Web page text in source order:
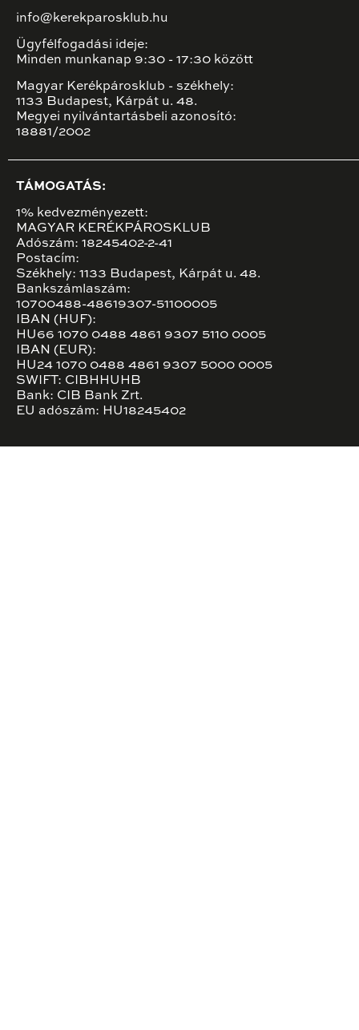
info@kerekparosklub.hu
Ügyfélfogadási ideje:
Minden munkanap 9:30 - 17:30 között
Magyar Kerékpárosklub - székhely:
1133 Budapest, Kárpát u. 48.
Megyei nyilvántartásbeli azonosító:
18881/2002
TÁMOGATÁS:
1% kedvezményezett:
MAGYAR KERÉKPÁROSKLUB
Adószám: 18245402-2-41
Postacím:
Székhely: 1133 Budapest, Kárpát u. 48.
Bankszámlaszám:
10700488-48619307-51100005
IBAN (HUF):
HU66 1070 0488 4861 9307 5110 0005
IBAN (EUR):
HU24 1070 0488 4861 9307 5000 0005
SWIFT: CIBHHUHB
Bank: CIB Bank Zrt.
EU adószám: HU18245402